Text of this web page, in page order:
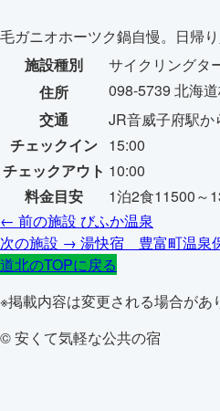
毛ガニオホーツク鍋自慢。日帰
施設種別
サイクリングタ
住所
098-5739 北海
交通
JR音威子府駅
チェックイン 15:00
チェックアウト 10:00
料金目安
1泊2食11500～
← 前の施設 びふか温泉
次の施設 → 湯快宿 豊富町温泉
道北のTOPに戻る
※掲載内容は変更される場合があ
© 安くて気軽な公共の宿